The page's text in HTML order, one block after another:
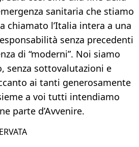
sanitaria che stiamo
chiamato l’Italia intera a una
senza precedenti
di “moderni”. Noi siamo
senza sottovalutazioni e
ai tanti generosamente
a voi tutti intendiamo
parte d’Avvenire.